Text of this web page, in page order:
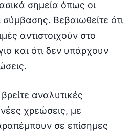
σημεία όπως οι
σύμβασης. Βεβαιωθείτε ότι
αντιστοιχούν στο
και ότι δεν υπάρχουν
αναλυτικές
χρεώσεις, με
σε επίσημες